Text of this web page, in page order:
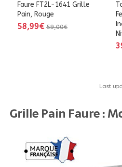
Faure FT2L-1641 Grille
Pain, Rouge
58,99€ 59,00€
Last
Grille Pain Faure :